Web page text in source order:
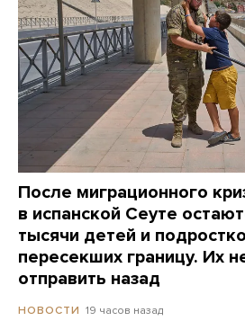
После миграционного
в испанской Сеуте
тысячи детей и
пересекших границу. Их
отправить назад
НОВОСТИ 19 часов назад